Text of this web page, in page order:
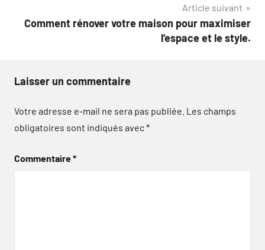
Article suivant
Comment rénover votre maison pour maximiser
l’espace et le style.
Laisser un commentaire
Votre adresse e-mail ne sera pas publiée. Les champs
obligatoires sont indiqués avec*
Commentaire*